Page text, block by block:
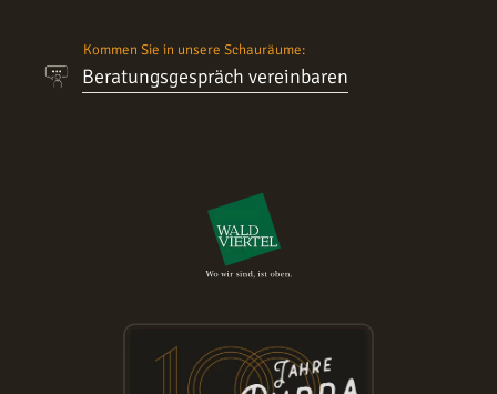
Kommen Sie in unsere Schauräume:
Beratungsgespräch vereinbaren